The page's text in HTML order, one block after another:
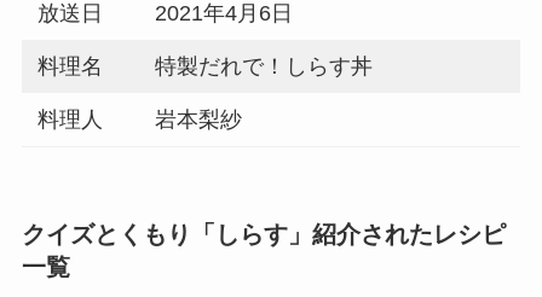
放送日 2021年4月6日
料理名 特製だれで！しらす丼
料理人 岩本梨紗
クイズとくもり「しらす」紹介されたレシピ
一覧